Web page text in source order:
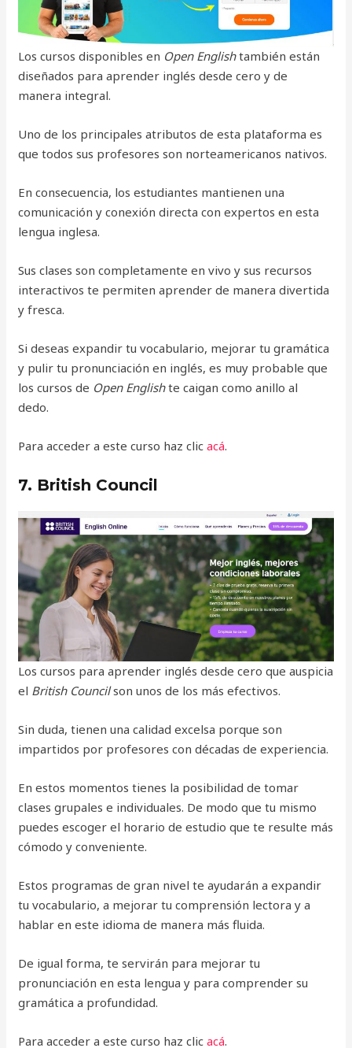
Los cursos disponibles en Open Englishtambién están
diseñados para aprender inglés desde cero y de
manera integral.
Uno de los principales atributos de esta plataforma es
que todos sus profesores son norteamericanos nativos.
En consecuencia, los estudiantes mantienen una
comunicación y conexión directa con expertos en esta
lengua inglesa.
Sus clases son completamente en vivo y sus recursos
interactivos te permiten aprender de manera divertida
y fresca.
Si deseas expandir tu vocabulario, mejorar tu gramática
y pulir tu pronunciación en inglés, es muy probable que
los cursos de Open Englishte caigan como anillo al
dedo.
Para acceder a este curso haz clicacá.
7. British Council
Los cursos para aprender inglés desde cero que auspicia
el British Councilson unos de los más efectivos.
Sin duda, tienen una calidad excelsa porque son
impartidos por profesores con décadas de experiencia.
En estos momentos tienes la posibilidad de tomar
clases grupales e individuales. De modo que tu mismo
puedes escoger el horario de estudio que te resulte más
cómodo y conveniente.
Estos programas de gran nivel te ayudarán a expandir
tu vocabulario, a mejorar tu comprensión lectora y a
hablar en este idioma de manera más fluida.
De igual forma, te servirán para mejorar tu
pronunciación en esta lengua y para comprender su
gramática a profundidad.
Para acceder a este curso haz clicacá.